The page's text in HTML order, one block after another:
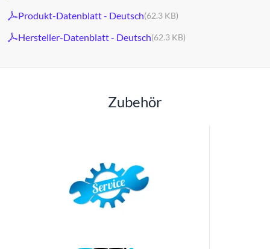
Produkt-Datenblatt - Deutsch(62.3 KB)
Hersteller-Datenblatt - Deutsch(62.3 KB)
Zubehör